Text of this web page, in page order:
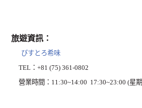
旅遊資訊：
びすとろ希味
TEL：+81 (75) 361-0802
營業時間：11:30~14:00 17:30~23:00 (星